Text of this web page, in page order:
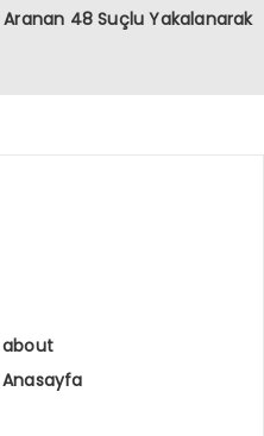
Aranan 48 Suçlu Yakalanarak
about
Anasayfa